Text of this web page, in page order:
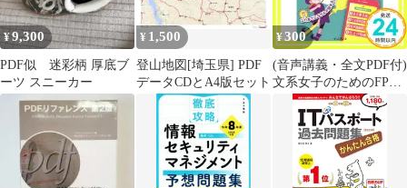
¥9,300
PDF似 迷彩柄 厚底ブ
ーツ スニーカー
¥ 1,500
登山地図[埼玉県] PDF
データCDとA4版セット
¥300
(音声講義・全文PDF付)
文系女子のためのFP技
能士3級 音声付き 合格
テキスト&演習問題 堀
川 洋_02